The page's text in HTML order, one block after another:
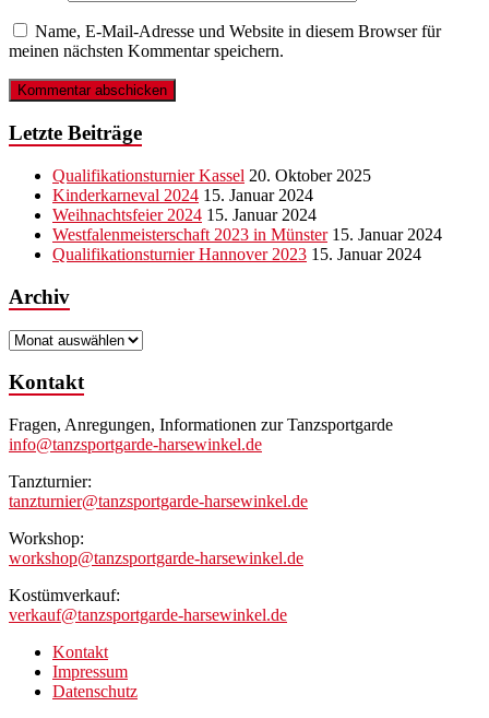
Name, E-Mail-Adresse und Website in diesem Browser für
meinen nächsten Kommentar speichern.
Letzte Beiträge
Qualifikationsturnier Kassel 20. Oktober 2025
Kinderkarneval 2024 15. Januar 2024
Weihnachtsfeier 2024 15. Januar 2024
Westfalenmeisterschaft 2023 in Münster 15. Januar 2024
Qualifikationsturnier Hannover 2023 15. Januar 2024
Archiv
Archiv
Kontakt
Fragen, Anregungen, Informationen zur Tanzsportgarde
info@tanzsportgarde-harsewinkel.de
Tanzturnier:
tanzturnier@tanzsportgarde-harsewinkel.de
Workshop:
workshop@tanzsportgarde-harsewinkel.de
Kostümverkauf:
verkauf@tanzsportgarde-harsewinkel.de
Kontakt
Impressum
Datenschutz